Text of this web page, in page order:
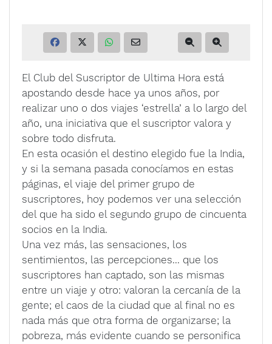
El Club del Suscriptor de Ultima Hora está
apostando desde hace ya unos años, por
realizar uno o dos viajes ‘estrella’ a lo largo del
año, una iniciativa que el suscriptor valora y
sobre todo disfruta.
En esta ocasión el destino elegido fue la India,
y si la semana pasada conocíamos en estas
páginas, el viaje del primer grupo de
suscriptores, hoy podemos ver una selección
del que ha sido el segundo grupo de cincuenta
socios en la India.
Una vez más, las sensaciones, los
sentimientos, las percepciones... que los
suscriptores han captado, son las mismas
entre un viaje y otro: valoran la cercanía de la
gente; el caos de la ciudad que al final no es
nada más que otra forma de organizarse; la
pobreza, más evidente cuando se personifica